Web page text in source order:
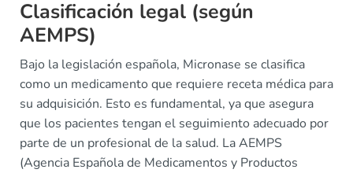
Clasificación legal (según
AEMPS)
Bajo la legislación española, Micronase se clasifica
como un medicamento que requiere receta médica para
su adquisición. Esto es fundamental, ya que asegura
que los pacientes tengan el seguimiento adecuado por
parte de un profesional de la salud. La AEMPS
(Agencia Española de Medicamentos y Productos